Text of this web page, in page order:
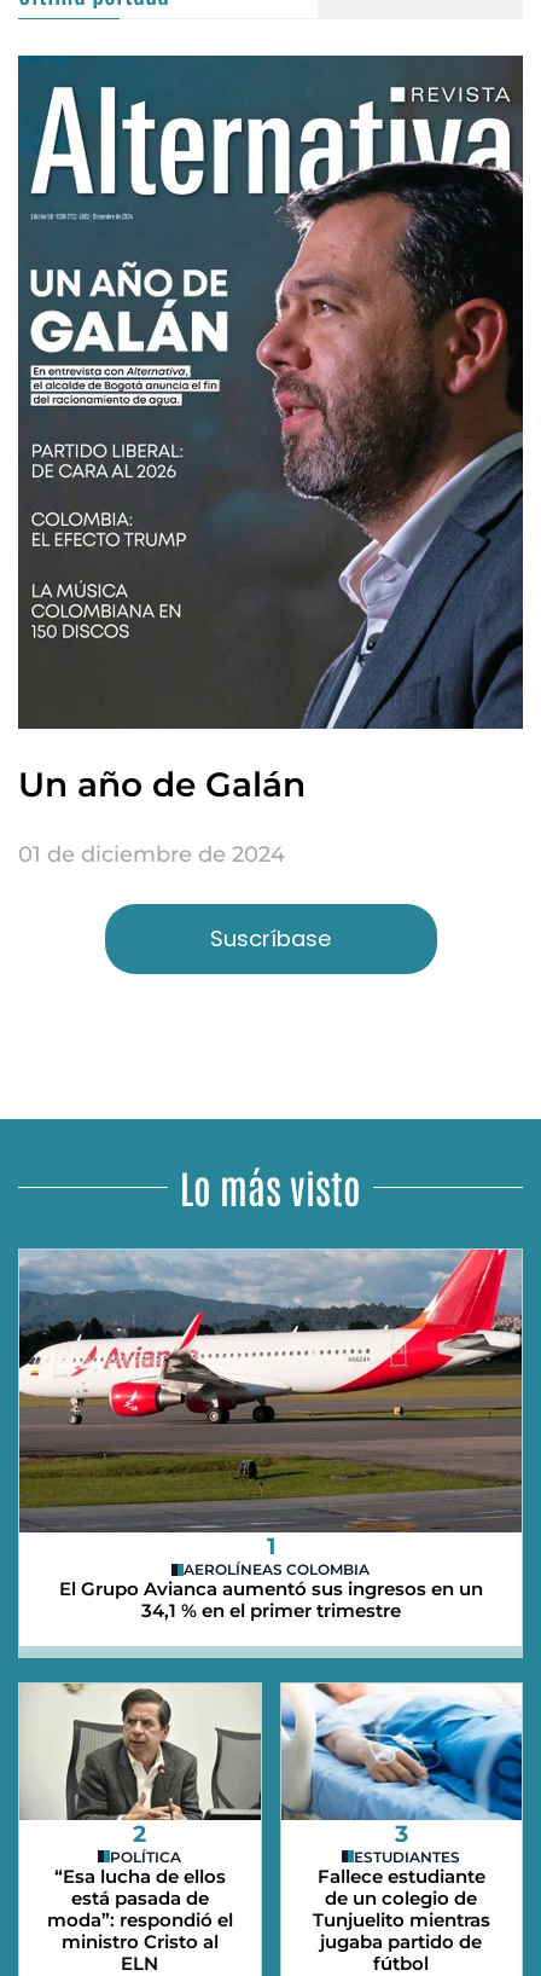
Un año de Galán
01 de diciembre de 2024
Suscríbase
Lo más visto
1
AEROLÍNEAS COLOMBIA
El Grupo Avianca aumentó sus ingresos en un
34,1 % en el primer trimestre
2
POLÍTICA
“Esa lucha de ellos
está pasada de
moda”: respondió el
ministro Cristo al
ELN
3
ESTUDIANTES
Fallece estudiante
de un colegio de
Tunjuelito mientras
jugaba partido de
fútbol